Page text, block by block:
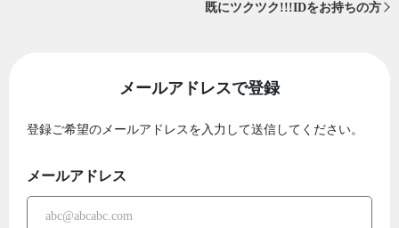
既にツクツク!!!IDをお持ちの方
メールアドレスで登録
登録ご希望のメールアドレスを入力して送信してください。
メールアドレス